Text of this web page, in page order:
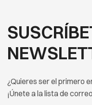
¿Quieres ser el primero
¡Únete a la lista de